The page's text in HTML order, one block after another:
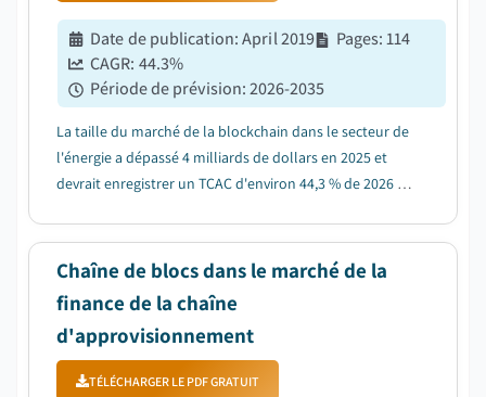
Date de publication:April 2019 Pages:114
CAGR: 44.3%
Période de prévision:2026-2035
La taille du marché de la blockchain dans le secteur de
l'énergie a dépassé 4 milliards de dollars en 2025 et
devrait enregistrer un TCAC d'environ 44,3 % de 2026 à
Chaîne de blocs dans le marché de la
finance de la chaîne
d'approvisionnement
TÉLÉCHARGER LE PDF GRATUIT